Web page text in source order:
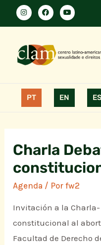
PT EN ES
Charla
Agenda / Porfw2
Invitación a la
constitucional al
Facultad de Derecho